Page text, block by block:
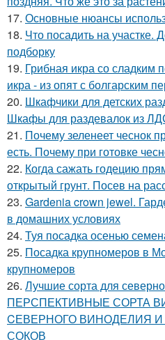
17. Основные нюансы
18. Что посадить на участке.
подборку
19. Грибная икра со сладким
икра - из опят с болгарским
20. Шкафчики для детских
Шкафы для раздевалок из
21. Почему зеленеет чеснок
есть. Почему при готовке
22. Когда сажать годецию
открытый грунт. Посев на
23. Gardenia crown jewel.
в домашних условиях
24. Туя посадка осенью
25. Посадка крупномеров в
крупномеров
26. Лучшие сорта для
ПЕРСПЕКТИВНЫЕ СОРТА
CЕВЕРНОГО ВИНОДЕЛИЯ
СОКОВ